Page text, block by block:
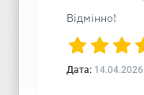
Відмінно!
Дата: 14.04.2026